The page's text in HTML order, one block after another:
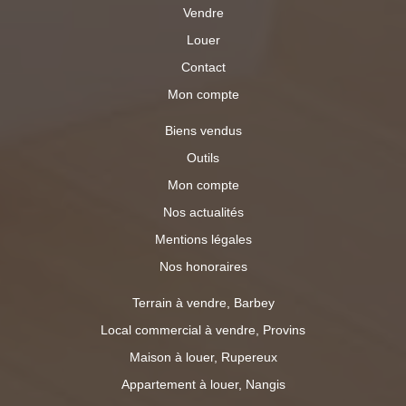
Vendre
Louer
Contact
Mon compte
Biens vendus
Outils
Mon compte
Nos actualités
Mentions légales
Nos honoraires
Terrain à vendre, Barbey
Local commercial à vendre, Provins
Maison à louer, Rupereux
Appartement à louer, Nangis